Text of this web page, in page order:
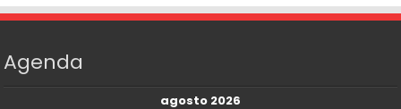
Agenda
agosto 2026